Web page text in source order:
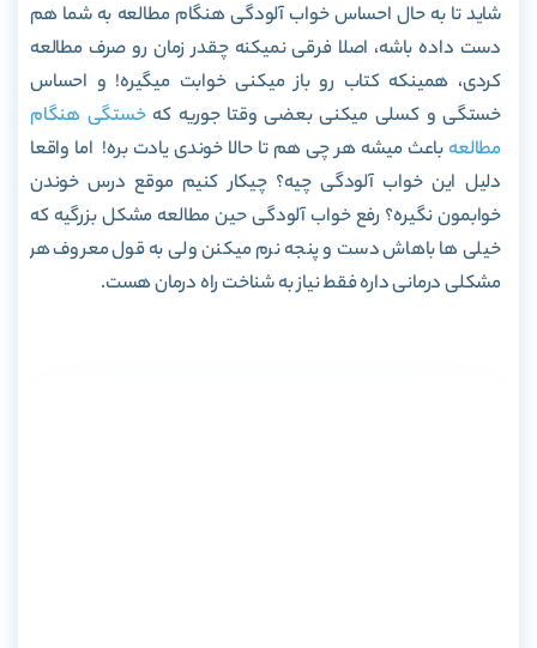
شاید تا به حال احساس خواب آلودگی هنگام مطالعه به شما هم
دست داده باشه، اصلا فرقی نمیکنه چقدر زمان رو صرف مطالعه
کردی، همینکه کتاب رو باز میکنی خوابت میگیره! و احساس
خستگی و کسلی میکنی بعضی وقتا جوریه کهخستگی هنگام
مطالعه باعث میشه هر چی هم تا حالا خوندی یادت بره! اما واقعا
دلیل این خواب آلودگی چیه؟ چیکار کنیم موقع درس خوندن
خوابمون نگیره؟ رفع خواب آلودگی حین مطالعه مشکل بزرگیه که
خیلی ها باهاش دست و پنجه نرم میکنن ولی به قول معروف هر
مشکلی درمانی داره فقط نیاز به شناخت راه درمان هست.